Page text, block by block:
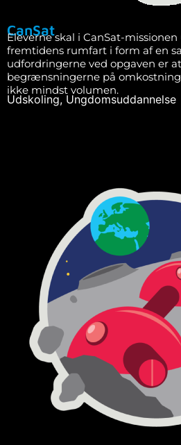
CanSat
Eleverne skal i CanSat-
fremtidens rumfart i form af en
udfordringerne ved opgaven er
begrænsningerne på
ikke mindst volumen.
Udskoling, Ungdomsuddannelse